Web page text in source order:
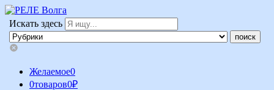
Искать здесь
Желаемое0
0товаров0₽